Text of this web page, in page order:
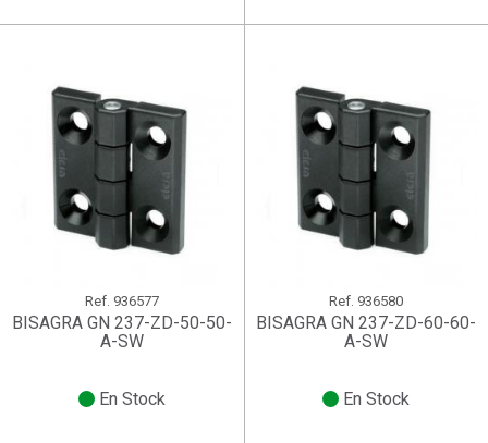
Ref. 936577
BISAGRA GN 237-ZD-50-50-
A-SW
En Stock
Ref. 936580
BISAGRA GN 237-ZD-60-60-
A-SW
En Stock